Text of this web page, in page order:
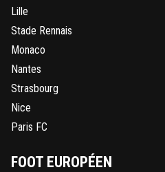
Lille
Stade Rennais
Monaco
Nantes
Strasbourg
Nice
Paris FC
FOOT EUROPÉEN